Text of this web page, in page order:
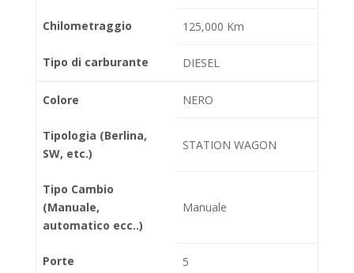
Chilometraggio 125,000 Km
Tipo di carburante DIESEL
Colore NERO
Tipologia (Berlina,
SW, etc.)
STATION WAGON
Tipo Cambio
(Manuale,
automatico ecc..)
Manuale
Porte 5